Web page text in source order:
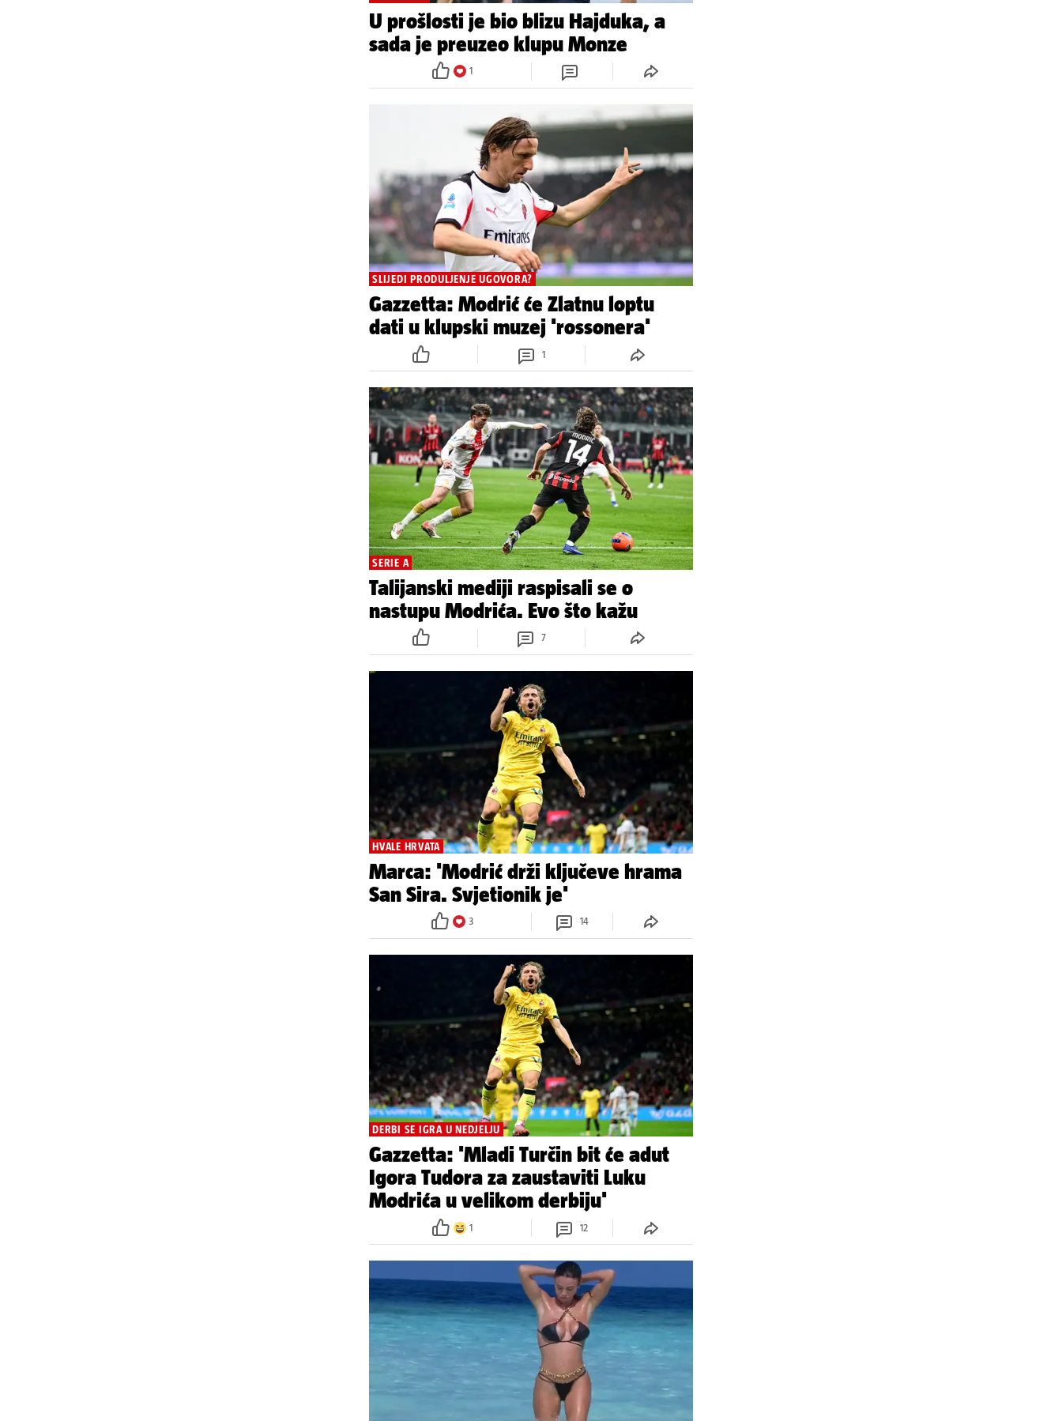
U prošlosti je bio blizu Hajduka, a
sada je preuzeo klupu Monze
1
SLIJEDI PRODULJENJE UGOVORA?
Gazzetta: Modrić će Zlatnu loptu
dati u klupski muzej 'rossonera'
1
SERIE A
Talijanski mediji raspisali se o
nastupu Modrića. Evo što kažu
7
HVALE HRVATA
Marca: 'Modrić drži ključeve hrama
San Sira. Svjetionik je'
3 14
DERBI SE IGRA U NEDJELJU
Gazzetta: 'Mladi Turčin bit će adut
Igora Tudora za zaustaviti Luku
Modrića u velikom derbiju'
1 12